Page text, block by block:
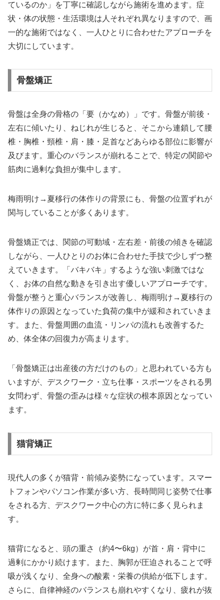
ているのか」を丁寧に確認しながら施術を進めます。症
状・体の状態・生活環境は人それぞれ異なりますので、画
一的な施術ではなく、一人ひとりに合わせたアプローチを
大切にしています。
骨盤矯正
骨盤は全身の骨格の「要（かなめ）」です。骨盤が前後・
左右に傾いたり、ねじれが生じると、そこから連鎖して腰
椎・胸椎・頸椎・肩・膝・足首などあらゆる部位に影響が
及びます。重心のバランスが崩れることで、特定の関節や
筋肉に過剰な負担が集中します。
梅雨明け→夏移行の体作りの背景にも、骨盤の位置ずれが
関与していることが多くあります。
骨盤矯正では、関節の可動域・左右差・前後の傾きを確認
しながら、一人ひとりのお体に合わせた手技で少しずつ整
えていきます。「バキバキ」するような強い刺激ではな
く、お体の自然な動きを引き出す優しいアプローチです。
骨盤が整うと重心バランスが改善し、梅雨明け→夏移行の
体作りの原因となっていた負荷の集中が緩和されていきま
す。また、骨盤周囲の血流・リンパの流れも改善するた
め、体全体の回復力が高まります。
「骨盤矯正は出産後の方だけのもの」と思われている方も
いますが、デスクワーク・立ち仕事・スポーツをされる男
女問わず、骨盤の歪みは様々な症状の根本原因となってい
ます。
猫背矯正
現代人の多くが猫背・前傾み姿勢になっています。スマー
トフォンやパソコン作業が多い方、長時間同じ姿勢で仕事
をされる方、デスクワーク中心の方に特に多く見られま
す。
猫背になると、頭の重さ（約4〜6kg）が首・肩・背中に
過剰にかかり続けます。また、胸郭が圧迫されることで呼
吸が浅くなり、全身への酸素・栄養の供給が低下します。
さらに、自律神経のバランスも崩れやすくなり、疲れが抜